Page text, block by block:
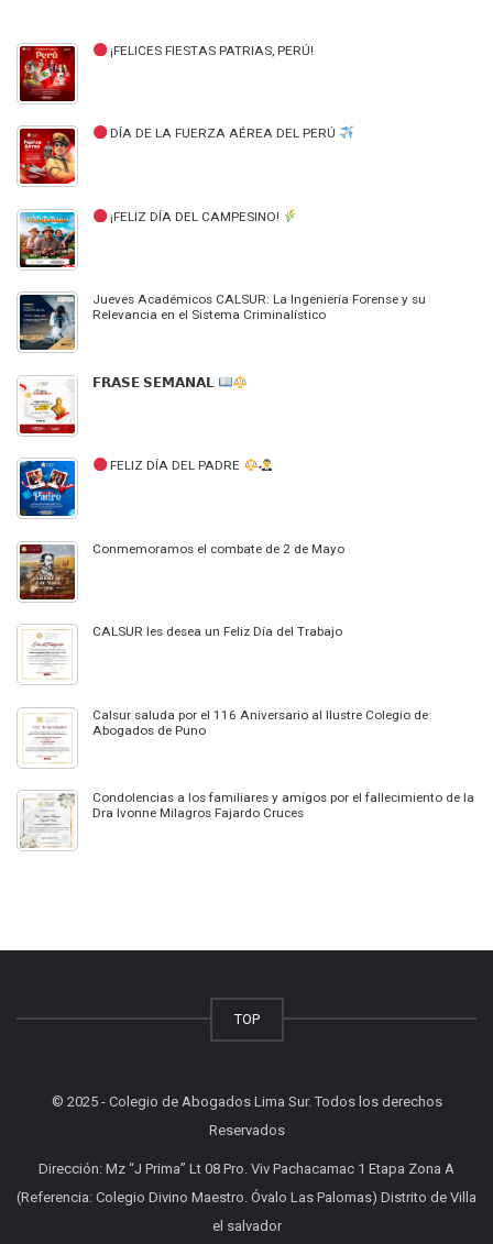
¡FELICES FIESTAS PATRIAS, PERÚ!
DÍA DE LA FUERZA AÉREA DEL PERÚ
¡FELIZ DÍA DEL CAMPESINO!
Jueves Académicos CALSUR: La Ingeniería Forense y su
Relevancia en el Sistema Criminalístico
𝗙𝗥𝗔𝗦𝗘 𝗦𝗘𝗠𝗔𝗡𝗔𝗟
FELIZ DÍA DEL PADRE
Conmemoramos el combate de 2 de Mayo
CALSUR les desea un Feliz Día del Trabajo
Calsur saluda por el 116 Aniversario al Ilustre Colegio de
Abogados de Puno
Condolencias a los familiares y amigos por el fallecimiento de la
Dra Ivonne Milagros Fajardo Cruces
TOP
© 2025 - Colegio de Abogados Lima Sur. Todos los derechos
Reservados
Dirección: Mz “J Prima” Lt 08 Pro. Viv Pachacamac 1 Etapa Zona A
(Referencia: Colegio Divino Maestro. Óvalo Las Palomas) Distrito de Villa
el salvador